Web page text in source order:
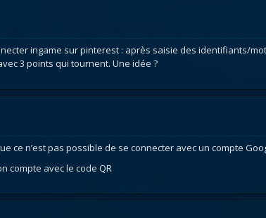
ingame sur pinterest : après saisie des identifiants/
3 points qui tournent. Une idée ?
ce n’est pas possible de se connecter avec un compte
compte avec le code QR